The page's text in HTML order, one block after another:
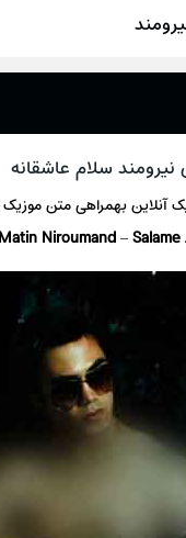
سلام عاشقانه
آنلاینبهمراهی متن موزیک +
Matin Niroumand–Salame